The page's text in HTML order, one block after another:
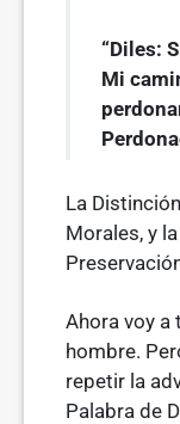
“Diles:
Mi
La
Morales, y
Ahora voy a
hombre.
repetir la
Palabra de